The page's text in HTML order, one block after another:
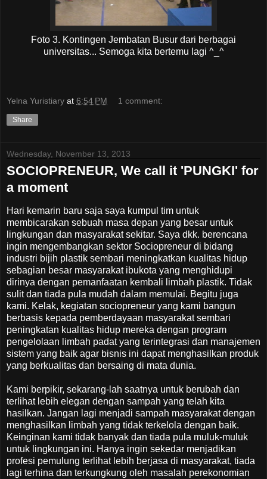
Foto 3. Kontingen Jembatan Busur dari berbagai
universitas... Semoga kita bertemu lagi ^_^
Yelna Yuristiary at 6:54 PM 1 comment:
Share
Wednesday, November 13, 2013
SOCIOPRENEUR, We call it 'PUNGKI' for
a moment
Hari kemarin baru saja saya kumpul tim untuk
membicarakan sebuah masa depan yang besar untuk
lingkungan dan masyarakat sekitar. Saya dkk. berencana
ingin mengembangkan sektor Sociopreneur di bidang
industri bijih plastik sembari meningkatkan kualitas hidup
sebagian besar masyarakat ibukota yang menghidupi
dirinya dengan pemanfaatan kembali limbah plastik. Tidak
sulit dan tiada pula mudah dalam memulai. Begitu juga
kami. Kelak, kegiatan sociopreneur yang kami bangun
berbasis kepada pemberdayaan masyarakat sembari
peningkatan kualitas hidup mereka dengan program
pengelolaan limbah padat yang terintegrasi dan manajemen
sistem yang baik agar bisnis ini dapat menghasilkan produk
yang berkualitas dan bersaing di mata dunia.
Kami berpikir, sekarang-lah saatnya untuk berubah dan
terlihat lebih elegan dengan sampah yang telah kita
hasilkan. Jangan lagi menjadi sampah masyarakat dengan
menghasilkan limbah yang tidak terkelola dengan baik.
Keinginan kami tidak banyak dan tiada pula muluk-muluk
untuk lingkungan ini. Hanya ingin sekedar menjadikan
profesi pemulung terlihat lebih berjasa di masyarakat, tiada
lagi terhina dan terkungkung oleh masalah perekonomian